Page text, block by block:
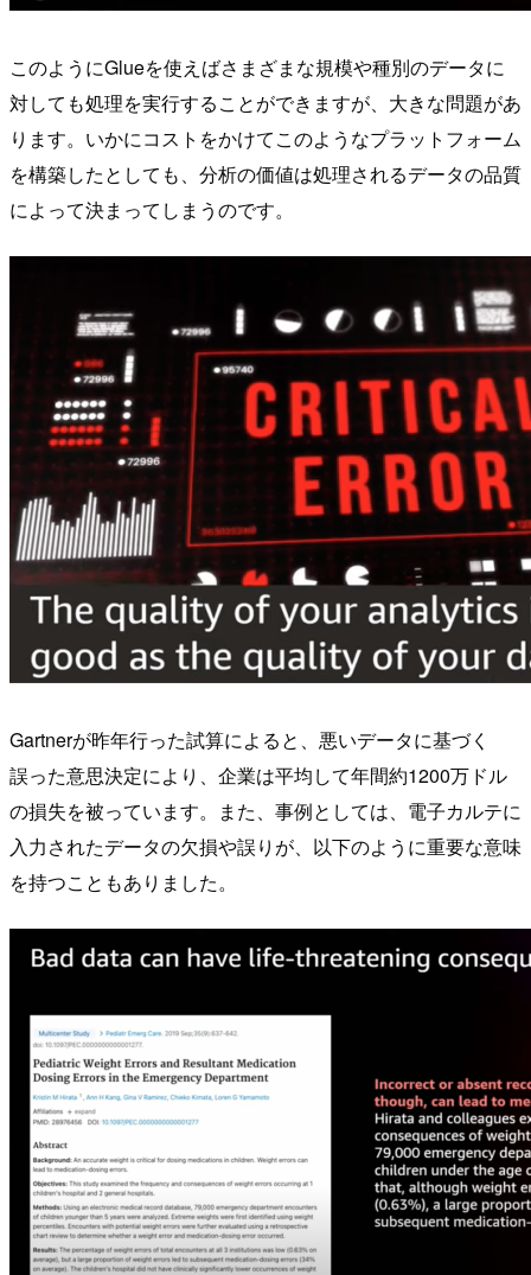
このようにGlueを使えばさまざまな規模や種別のデータに
対しても処理を実行することができますが、大きな問題があ
ります。いかにコストをかけてこのようなプラットフォーム
を構築したとしても、分析の価値は処理されるデータの品質
によって決まってしまうのです。
Gartnerが昨年行った試算によると、悪いデータに基づく
誤った意思決定により、企業は平均して年間約1200万ドル
の損失を被っています。また、事例としては、電子カルテに
入力されたデータの欠損や誤りが、以下のように重要な意味
を持つこともありました。